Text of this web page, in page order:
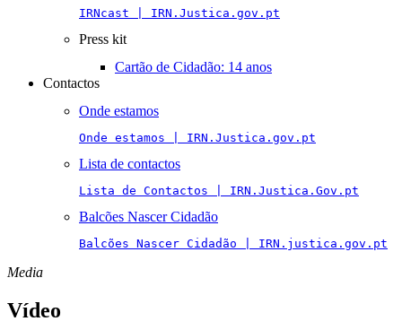
IRNcast | IRN.Justica.gov.pt
Press kit
Cartão de Cidadão: 14 anos
Contactos
Onde estamos
Onde estamos | IRN.Justica.gov.pt
Lista de contactos
Lista de Contactos | IRN.Justica.Gov.pt
Balcões Nascer Cidadão
Balcões Nascer Cidadão | IRN.justica.gov.pt
Media
Vídeo